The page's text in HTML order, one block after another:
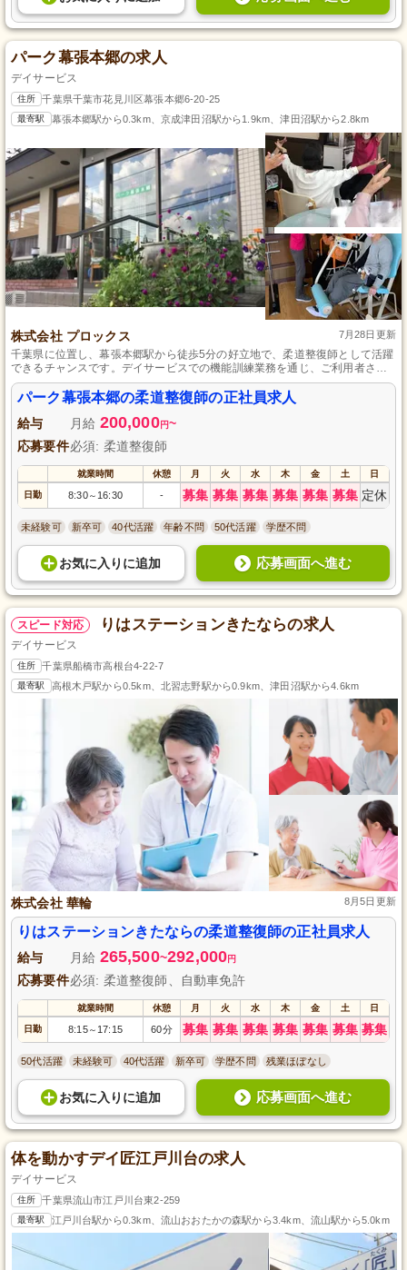
パーク幕張本郷の求人
デイサービス
住所 千葉県千葉市花見川区幕張本郷6-20-25
最寄駅 幕張本郷駅から0.3km、京成津田沼駅から1.9km、津田沼駅から2.8km
株式会社 プロックス 7月28日更新
千葉県に位置し、幕張本郷駅から徒歩5分の好立地で、柔道整復師として活躍
できるチャンスです。デイサービスでの機能訓練業務を通じ、ご利用者さま
の自立支援を目指します。資格は必須ですが、実務経験は問わず、研修制度
も充実しておりますので、未経験者でも成長できる環境です。家庭と両立し
やすい職場で、ご利用者さま一人ひとりに寄り添える仕事です。
パーク幕張本郷の柔道整復師の正社員求人
給与 月給 200,000円~
応募要件必須: 柔道整復師
就業時間 休憩 月 火 水 木 金 土 日
日勤 8:30～ 16:30 - 募集 募集 募集 募集 募集 募集 定休
未経験可 新卒可 40代活躍 年齢不問 50代活躍 学歴不問
お気に入り に追加 応募画面へ進む
スピード対応 りはステーションきたならの求人
デイサービス
住所 千葉県船橋市高根台4-22-7
最寄駅 高根木戸駅から0.5km、北習志野駅から0.9km、津田沼駅から4.6km
株式会社 華輪 8月5日更新
りはステーションきたならの柔道整復師の正社員求人
給与 月給 265,500~292,000円
応募要件必須: 柔道整復師、自動車免許
就業時間 休憩 月 火 水 木 金 土 日
日勤 8:15～ 17:15 60分 募集 募集 募集 募集 募集 募集 募集
50代活躍 未経験可 40代活躍 新卒可 学歴不問 残業ほぼなし
お気に入り に追加 応募画面へ進む
体を動かすデイ匠江戸川台の求人
デイサービス
住所 千葉県流山市江戸川台東2-259
最寄駅 江戸川台駅から0.3km、流山おおたかの森駅から3.4km、流山駅から5.0km